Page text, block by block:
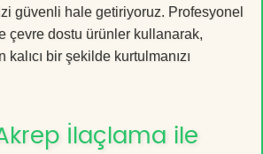
güvenli hale getiriyoruz. Profesyonel
çevre dostu ürünler kullanarak,
kalıcı bir şekilde kurtulmanızı
İlaçlama ile